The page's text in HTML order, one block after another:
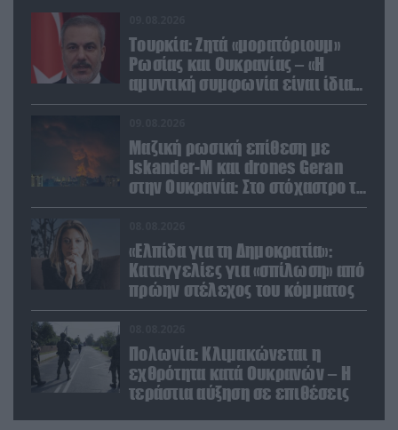
Τουρκία: Ζητά «μορατόριουμ»
Ρωσίας και Ουκρανίας – «Η
αμυντική συμφωνία είναι ίδια
με το άρθρο 5 του ΝΑΤΟ» (upd)
Μαζική ρωσική επίθεση με
Iskander-M και drones Geran
στην Ουκρανία: Στο στόχαστρο το
εργοστάσιο των Flamingo
«Ελπίδα για τη Δημοκρατία»:
Καταγγελίες για «σπίλωση» από
πρώην στέλεχος του κόμματος
Πολωνία: Κλιμακώνεται η
εχθρότητα κατά Ουκρανών – Η
τεράστια αύξηση σε επιθέσεις